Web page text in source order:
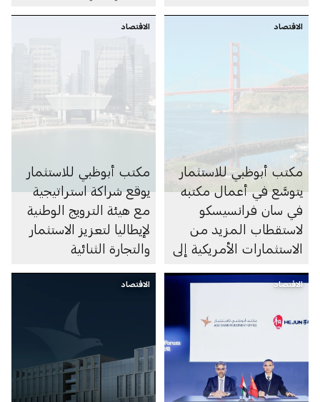
الاقتصاد
مكتب أبوظبي للاستثمار
يتوسَّع في أعمال مكتبه
في سان فرانسيسكو
لاستقطاب المزيد من
الاستثمارات الأمريكية إلى
الإمارة
الاقتصاد
مكتب أبوظبي للاستثمار
يوقع شراكة استراتيجية
مع هيئة الترويج الوطنية
لإيطاليا لتعزيز الاستثمار
والتجارة الثنائية
الاقتصاد الاقتصاد